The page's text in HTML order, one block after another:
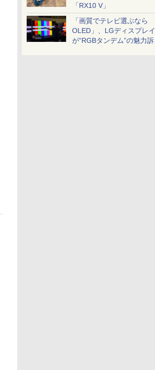
「RX10 V」
「画質でテレビ選ぶなら
OLED」、LGディスプレイ
が“RGBタンデム”の魅力訴